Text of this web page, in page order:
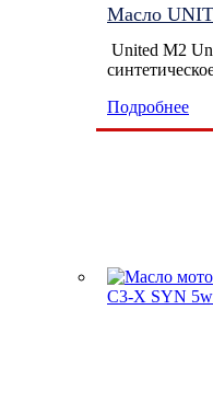
Масло
United M2
Подробнее